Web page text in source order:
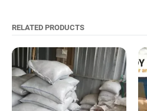
RELATED PRODUCTS